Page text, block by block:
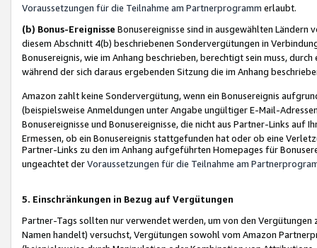
Voraussetzungen für die Teilnahme am Partnerprogramm erlaubt.
(b) Bonus-Ereignisse Bonusereignisse sind in ausgewählten Ländern
diesem Abschnitt 4(b) beschriebenen Sondervergütungen in
Bonusereignis, wie im Anhang beschrieben, berechtigt sein muss,
während der sich daraus ergebenden Sitzung die im Anhang
Amazon zahlt keine Sondervergütung, wenn ein Bonusereignis
(beispielsweise Anmeldungen unter Angabe ungültiger E-Mail-
Bonusereignisse und Bonusereignisse, die nicht aus Partner-Links auf
Ermessen, ob ein Bonusereignis stattgefunden hat oder ob eine
Partner-Links zu den im Anhang aufgeführten Homepages für
ungeachtet derVoraussetzungen für die Teilnahme am
5. Einschränkungen in Bezug auf Vergütungen
Partner-Tags sollten nur verwendet werden, um von den
Namen handelt) versuchst, Vergütungen sowohl vom Amazon